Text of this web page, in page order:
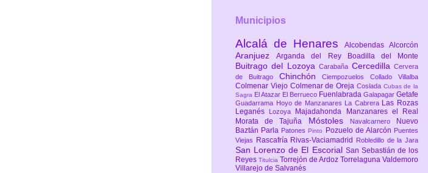
Municipios
Alcalá de Henares Alcobendas Alcorcón
AranjuezArganda del Rey Boadilla del Monte
Buitrago del LozoyaCarabaña CercedillaCervera
de Buitrago ChinchónCiempozuelosCollado Villalba
Colmenar Viejo Colmenar de Oreja Coslada Cubas de la
Sagra El Atazar El Berrueco Fuenlabrada Galapagar Getafe
Guadarrama Hoyo de Manzanares La Cabrera Las Rozas
Leganés
Lozoya Majadahonda
Manzanares el Real
Morata de Tajuña Móstoles Navalcarnero
Nuevo
Baztán Parla PatonesPinto Pozuelo de Alarcón Puentes
Viejas
Rascafría Rivas-Vaciamadrid Robledillo de la Jara
San Lorenzo de El Escorial San Sebastián de los
Reyes Titulcia Torrejón de Ardoz Torrelaguna Valdemoro
Villarejo de Salvanés